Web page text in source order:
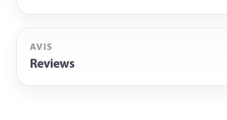
AVIS
Reviews